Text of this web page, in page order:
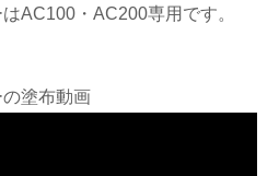
AC100・AC200専用です。
塗布動画